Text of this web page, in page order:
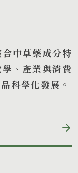
中草藥成分特
、產業與消費
科學化發展。